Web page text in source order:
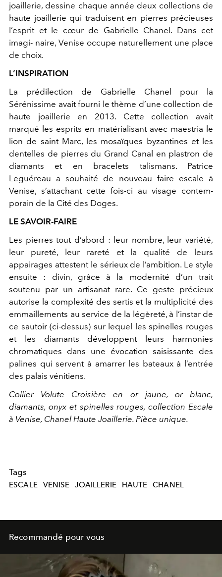
joaillerie, dessine chaque année deux collections de
haute joaillerie qui traduisent en pierres précieuses
l’esprit et le cœur de Gabrielle Chanel. Dans cet
imagi- naire, Venise occupe naturellement une place
de choix.
L’INSPIRATION
La prédilection de Gabrielle Chanel pour la
Sérénissime avait fourni le thème d’une collection de
haute joaillerie en 2013. Cette collection avait
marqué les esprits en matérialisant avec maestria le
lion de saint Marc, les mosaïques byzantines et les
dentelles de pierres du Grand Canal en plastron de
diamants et en bracelets talismans. Patrice
Leguéreau a souhaité de nouveau faire escale à
Venise, s’attachant cette fois-ci au visage contem-
porain de la Cité des Doges.
LE SAVOIR-FAIRE
Les pierres tout d’abord : leur nombre, leur variété,
leur pureté, leur rareté et la qualité de leurs
appairages attestent le sérieux de l’ambition. Le style
ensuite : divin, grâce à la modernité d’un trait
soutenu par un artisanat rare. Ce geste précieux
autorise la complexité des sertis et la multiplicité des
emmaillements au service de la légèreté, à l’instar de
ce sautoir (ci-dessus) sur lequel les spinelles rouges
et les diamants développent leurs harmonies
chromatiques dans une évocation saisissante des
palines qui servent à amarrer les bateaux à l’entrée
des palais vénitiens.
Collier Volute Croisière en or jaune, or blanc,
diamants, onyx et spinelles rouges, collection Escale
à Venise, Chanel Haute Joaillerie. Pièce unique.
Tags
ESCALE VENISE JOAILLERIE HAUTE CHANEL
Recommandé pour vous